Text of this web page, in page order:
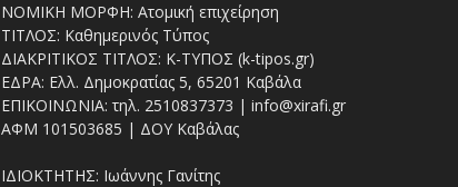
ΝΟΜΙΚΗ ΜΟΡΦΗ: Ατομική επιχείρηση
ΤΙΤΛΟΣ: Καθημερινός Τύπος
ΔΙΑΚΡΙΤΙΚΟΣ ΤΙΤΛΟΣ: Κ-ΤΥΠΟΣ (k-tipos.gr)
ΕΔΡΑ: Ελλ. Δημοκρατίας 5, 65201 Καβάλα
ΕΠΙΚΟΙΝΩΝΙΑ: τηλ. 2510837373 | info@xirafi.gr
ΑΦΜ 101503685 | ΔΟΥ Καβάλας
ΙΔΙΟΚΤΗΤΗΣ: Ιωάννης Γανίτης